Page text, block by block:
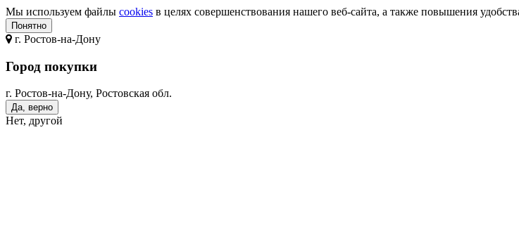
Мы используем файлы cookies в целях совершенствования нашего веб-сайта, а также повышения
Понятно
г. Ростов-на-Дону
Город покупки
г. Ростов-на-Дону, Ростовская обл.
Да, верно
Нет, другой